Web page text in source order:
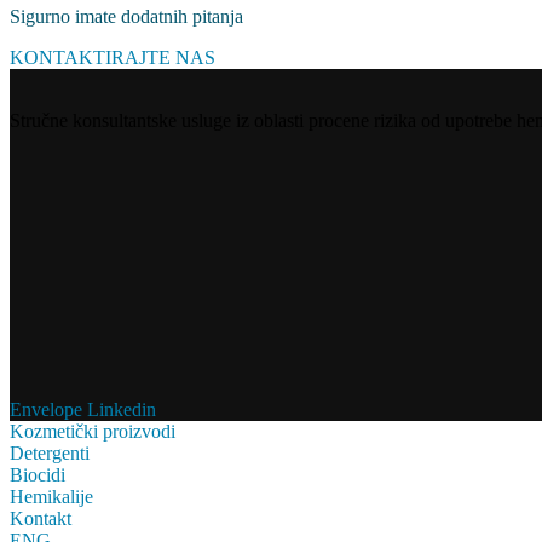
Sigurno imate dodatnih pitanja
KONTAKTIRAJTE NAS
Envelope Linkedin
Kozmetički proizvodi
Detergenti
Biocidi
Hemikalije
Kontakt